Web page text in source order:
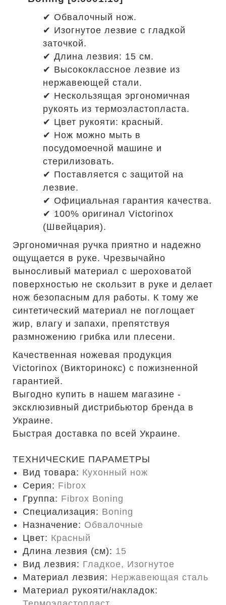
✔ Обвалочный нож.
✔ Изогнутое лезвие с гладкой
заточкой.
✔ Длина лезвия: 15 см.
✔ Высококлассное лезвие из
нержавеющей стали.
✔ Нескользящая эргономичная
рукоять из термоэластопласта.
✔ Цвет рукояти: красный.
✔ Нож можно мыть в
посудомоечной машине и
стерилизовать.
✔ Поставляется с защитой на
лезвие.
✔ Официальная гарантия качества.
✔ 100% оригинал Victorinox
(Швейцария).
Эргономичная ручка приятно и надежно
ощущается в руке. Чрезвычайно
выносливый материал с шероховатой
поверхностью не скользит в руке и делает
нож безопасным для работы. К тому же
синтетический материал не поглощает
жир, влагу и запахи, препятствуя
размножению грибка или плесени.
Качественная ножевая продукция
Victorinox (Викторинокс) с пожизненной
гарантией.
Выгодно купить в нашем магазине -
эксклюзивный дистрибьютор бренда в
Украине.
Быстрая доставка по всей Украине.
ТЕХНИЧЕСКИЕ ПАРАМЕТРЫ
Вид товара: Кухонный нож
Серия: Fibrox
Группа: Fibrox Boning
Специализация: Boning
Назначение: Обвалочные
Цвет: Красный
Длина лезвия (см): 15
Вид лезвия: Гладкое, Изогнутое
Материал лезвия: Нержавеющая сталь
Материал рукояти/накладок: